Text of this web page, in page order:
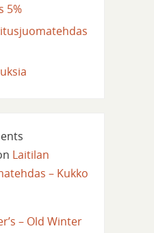
5%
Laitilan
– Kukko
– Old Winter